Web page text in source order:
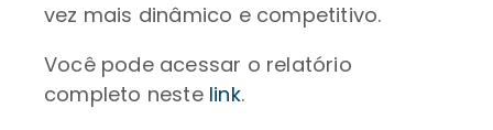
vez mais dinâmico e competitivo.
Você pode acessar o relatório
completo neste link.